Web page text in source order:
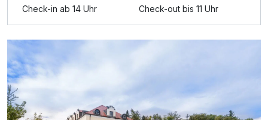
Für 5 Tage p.P. ab448,00 €
Doppelzimmer Deluxe Grand
2 Erwachsene und 1 Kind
Check-in ab 14 Uhr Check-out bis 11 Uhr